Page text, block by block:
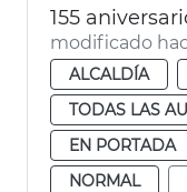
155
modificado
ALCALDÍA
TODAS LAS
EN PORTADA
NORMAL